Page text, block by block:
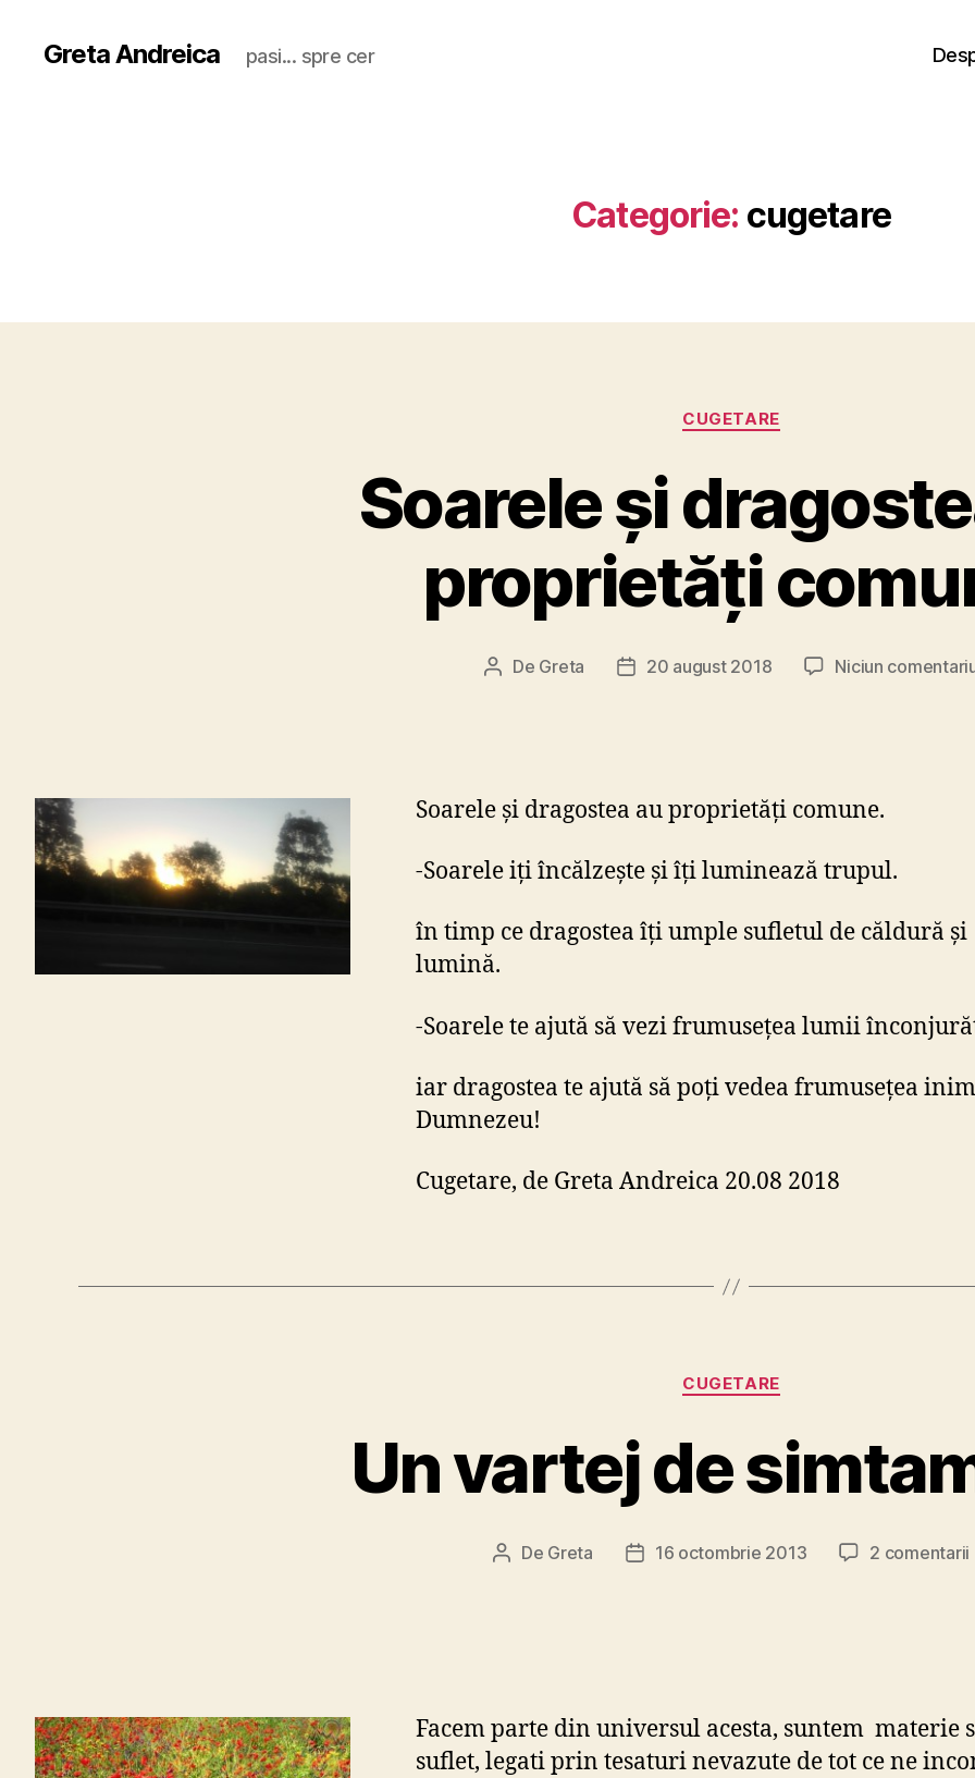
Greta Andreica pasi... spre cer
Categorie: cugetare
Categorii
CUGETARE
Soarele și
proprietăți
Autor
De Greta
Dată20 august 2018 Niciun
Soarele și dragostea au proprietăți comune.
-Soarele iți încălzește și îți luminează trupul.
în timp ce dragostea îți umple sufletul de căldură și
lumină.
-Soarele te ajută să vezi frumusețea lumii
iar dragostea te ajută să poți vedea frumusețea
Dumnezeu!
Cugetare, de Greta Andreica 20.08 2018
Categorii
CUGETARE
Un vartej de
Autor
De Greta
Dată16 octombrie 2013 2 comentarii
Facem parte din universul acesta, suntem materie
suflet, legati prin tesaturi nevazute de tot ce ne